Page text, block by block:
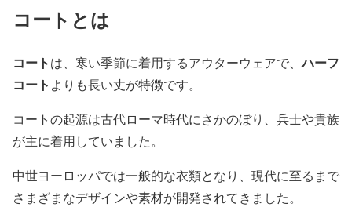
コートとは
コートは、寒い季節に着用するアウターウェアで、ハーフ
コート よりも長い丈が特徴です。
コートの起源は古代ローマ時代にさかのぼり、兵士や貴族
が主に着用していました。
中世ヨーロッパでは一般的な衣類となり、現代に至るまで
さまざまなデザインや素材が開発されてきました。